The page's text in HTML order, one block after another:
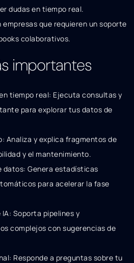
dudas en tiempo real.
que requieren un soporte
colaborativos.
importantes
tiempo real: Ejecuta consultas y
para explorar tus datos de
Analiza y explica fragmentos de
y el mantenimiento.
datos: Genera estadísticas
para acelerar la fase
Soporta pipelines y
complejos con sugerencias de
Responde a preguntas sobre tu